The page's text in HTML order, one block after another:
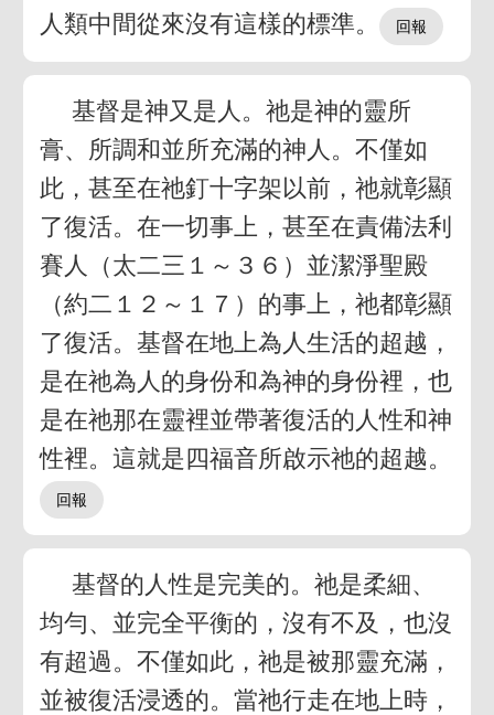
人類中間從來沒有這樣的標準。
基督是神又是人。祂是神的靈所
膏、所調和並所充滿的神人。不僅如
此，甚至在祂釘十字架以前，祂就彰顯
了復活。在一切事上，甚至在責備法利
賽人（太二三１～３６）並潔淨聖殿
（約二１２～１７）的事上，祂都彰顯
了復活。基督在地上為人生活的超越，
是在祂為人的身份和為神的身份裡，也
是在祂那在靈裡並帶著復活的人性和神
性裡。這就是四福音所啟示祂的超越。
基督的人性是完美的。祂是柔細、
均勻、並完全平衡的，沒有不及，也沒
有超過。不僅如此，祂是被那靈充滿，
並被復活浸透的。當祂行走在地上時，